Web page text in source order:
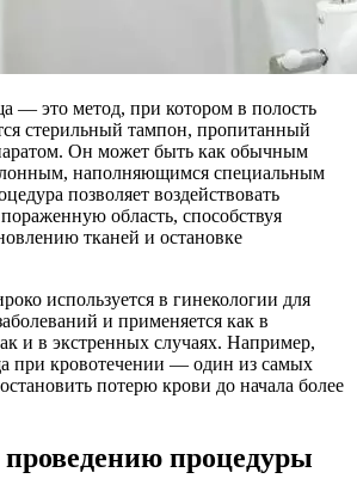
— это метод, при котором в полость
стерильный тампон, пропитанный
Он может быть как обычным
наполняющимся специальным
позволяет воздействовать
область, способствуя
тканей и остановке
используется в гинекологии для
и применяется как в
и в экстренных случаях. Например,
при кровотечении — один из самых
потерю крови до начала более
процедуры